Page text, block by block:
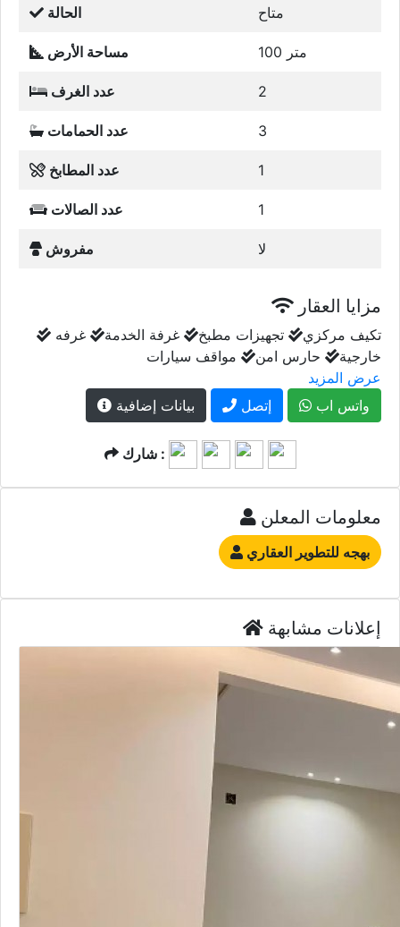
الحالة
متاح
مساحة الأرض 100 متر
عدد الغرف 2
عدد الحمامات 3
عدد المطابخ 1
عدد الصالات 1
مفروش لا
مزايا العقار
تكيف مركزي تجهيزات مطبخ غرفة الخدمة
غرفه
خارجية
حارس امن
مواقف سيارات
عرض المزيد
بيانات إضافية
إتصل واتس اب
شارك :
معلومات المعلن
بهجه للتطوير العقاري
إعلانات مشابهة